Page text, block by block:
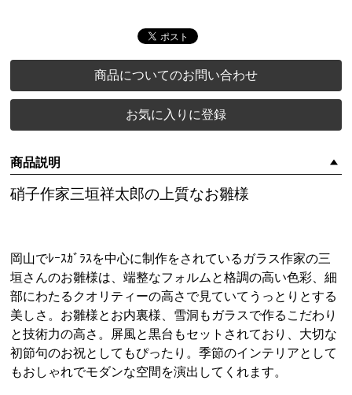
商品についてのお問い合わせ
お気に入りに登録
商品説明
硝子作家三垣祥太郎の上質なお雛様
岡山でﾚｰｽｶﾞﾗｽを中心に制作をされているガラス作家の三
垣さんのお雛様は、端整なフォルムと格調の高い色彩、細
部にわたるクオリティーの高さで見ていてうっとりとする
美しさ。お雛様とお内裏様、雪洞もガラスで作るこだわり
と技術力の高さ。屏風と黒台もセットされており、大切な
初節句のお祝としてもぴったり。季節のインテリアとして
もおしゃれでモダンな空間を演出してくれます。